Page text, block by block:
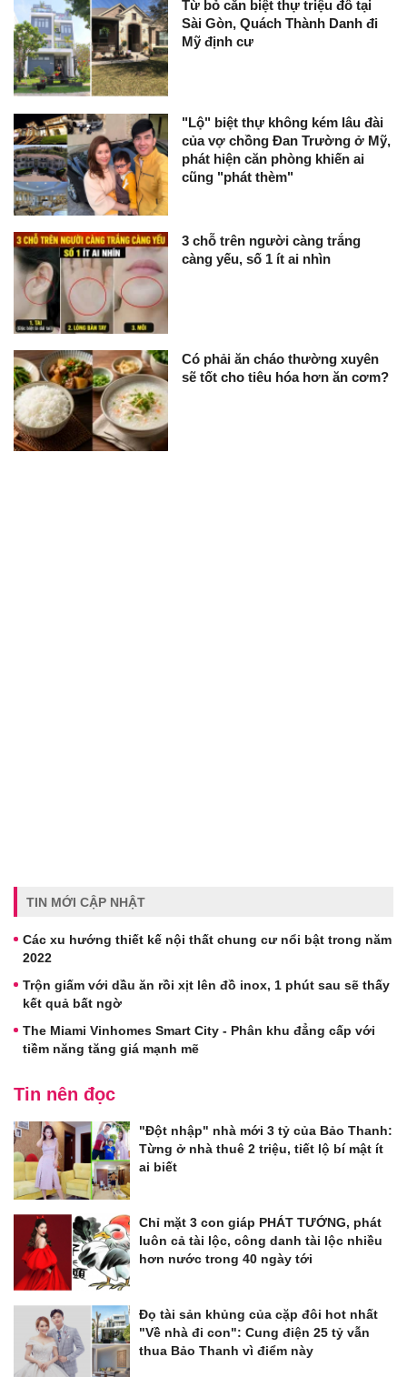
Từ bỏ căn biệt thự triệu đô tại
Sài Gòn, Quách Thành Danh đi
Mỹ định cư
"Lộ" biệt thự không kém lâu đài
của vợ chồng Đan Trường ở Mỹ,
phát hiện căn phòng khiến ai
cũng "phát thèm"
3 chỗ trên người càng trắng
càng yếu, số 1 ít ai nhìn
Có phải ăn cháo thường xuyên
sẽ tốt cho tiêu hóa hơn ăn cơm?
TIN MỚI CẬP NHẬT
Các xu hướng thiết kế nội thất chung cư nổi bật trong năm
2022
Trộn giấm với dầu ăn rồi xịt lên đồ inox, 1 phút sau sẽ thấy
kết quả bất ngờ
The Miami Vinhomes Smart City - Phân khu đẳng cấp với
tiềm năng tăng giá mạnh mẽ
Tin nên đọc
"Đột nhập" nhà mới 3 tỷ của Bảo Thanh:
Từng ở nhà thuê 2 triệu, tiết lộ bí mật ít
ai biết
Chỉ mặt 3 con giáp PHÁT TƯỚNG, phát
luôn cả tài lộc, công danh tài lộc nhiều
hơn nước trong 40 ngày tới
Đọ tài sản khủng của cặp đôi hot nhất
"Về nhà đi con": Cung điện 25 tỷ vẫn
thua Bảo Thanh vì điểm này